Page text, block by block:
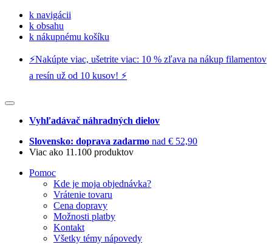
k navigácii
k obsahu
k nákupnému košíku
⚡️Nakúpte viac, ušetrite viac: 10 % zľava na nákup filamentov
a resín už od 10 kusov! ⚡️
Vyhľadávač náhradných dielov
Slovensko: doprava zadarmo nad € 52,90
Viac ako 11.100 produktov
Pomoc
Kde je moja objednávka?
Vrátenie tovaru
Cena dopravy
Možnosti platby
Kontakt
Všetky témy nápovedy